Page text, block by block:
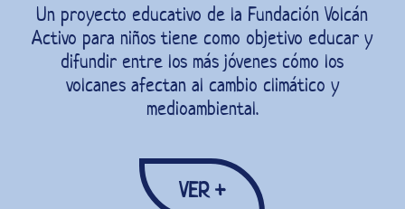
Un proyecto educativo de la Fundación Volcán
Activo para niños tiene como objetivo educar y
difundir entre los más jóvenes cómo los
volcanes afectan al cambio climático y
medioambiental.
VER +